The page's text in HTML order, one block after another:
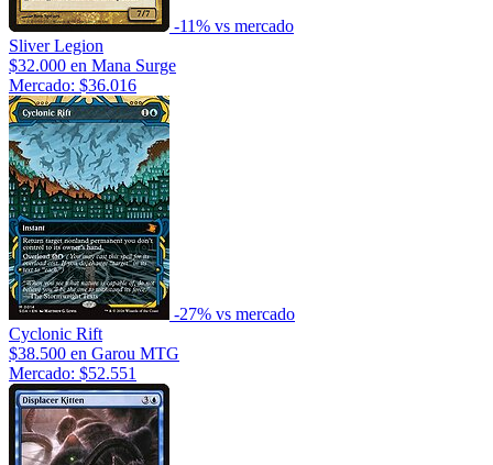
-11% vs mercado
Sliver Legion
$32.000 en Mana Surge
Mercado: $36.016
-27% vs mercado
Cyclonic Rift
$38.500 en Garou MTG
Mercado: $52.551